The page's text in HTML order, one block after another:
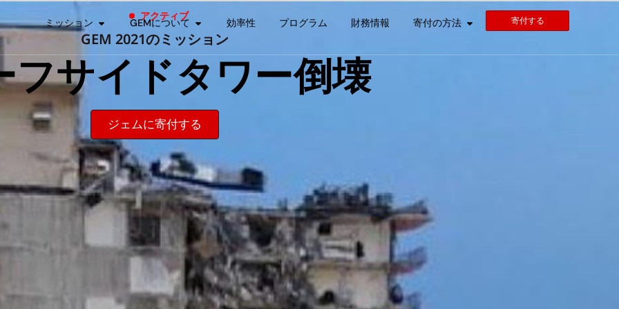
ミッション GEMについて 効率性 プログラム 財務情報 寄付の方法 寄付する
アクティブ
GEM 2021のミッション
フサイドタワー倒壊
ジェムに寄付する